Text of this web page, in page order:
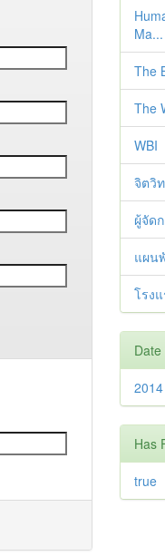
Ma...
The
The
WBI
จิตวิ
ผู้จัด
แผน
โรง
Date
2014
Has
true